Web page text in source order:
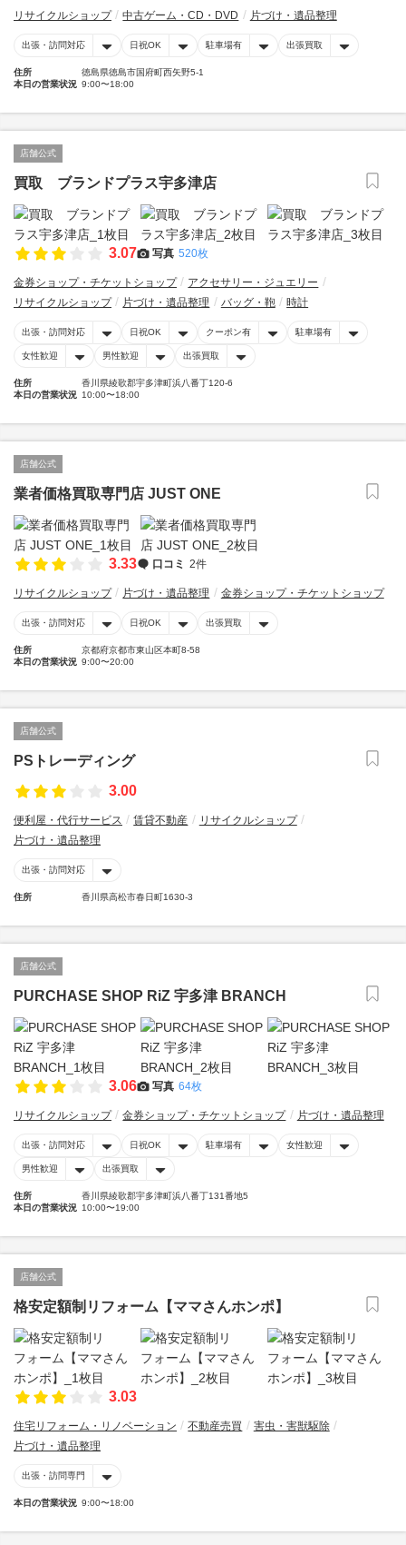
リサイクルショップ 中古ゲーム・CD・DVD 片づけ・遺品整理
出張・訪問対応 日祝OK 駐車場有 出張買取
住所
徳島県徳島市国府町西矢野5-1
本日の営業状況 9:00〜18:00
店舗公式
買取 ブランドプラス宇多津店
3.07 写真 520枚
金券ショップ・チケットショップ
アクセサリー・ジュエリー
リサイクルショップ
片づけ・遺品整理 バッグ・鞄 時計
出張・訪問対応 日祝OK クーポン有 駐車場有
女性歓迎 男性歓迎 出張買取
住所
香川県綾歌郡宇多津町浜八番丁120-6
本日の営業状況 10:00〜18:00
店舗公式
業者価格買取専門店 JUST ONE
3.33 口コミ 2件
リサイクルショップ 片づけ・遺品整理 金券ショップ・チケットショップ
出張・訪問対応 日祝OK 出張買取
住所
京都府京都市東山区本町8-58
本日の営業状況 9:00〜20:00
店舗公式
PSトレーディング
3.00
便利屋・代行サービス 賃貸不動産
リサイクルショップ
片づけ・遺品整理
出張・訪問対応
住所 香川県高松市春日町1630-3
店舗公式
PURCHASE SHOP RiZ 宇多津 BRANCH
3.06 写真 64枚
リサイクルショップ 金券ショップ・チケットショップ 片づけ・遺品整理
出張・訪問対応 日祝OK 駐車場有 女性歓迎
男性歓迎 出張買取
住所
香川県綾歌郡宇多津町浜八番丁131番地5
本日の営業状況 10:00〜19:00
店舗公式
格安定額制リフォーム【ママさんホンポ】
3.03
住宅リフォーム・リノベーション 不動産売買
害虫・害獣駆除
片づけ・遺品整理
出張・訪問専門
本日の営業状況 9:00〜18:00